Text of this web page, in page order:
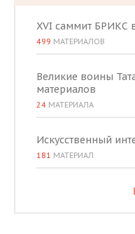
XVI саммит БРИКС
499 МАТЕРИАЛОВ
Великие воины
материалов
24 МАТЕРИАЛА
Искусственный
181 МАТЕРИАЛ